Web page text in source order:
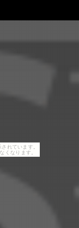
れています。
くなります。